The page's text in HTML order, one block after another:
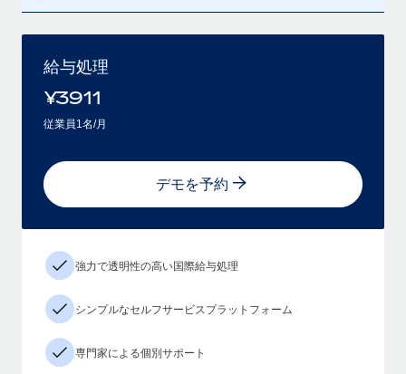
給与処理
¥3911
従業員1名/月
デモを予約
強力で透明性の高い国際給与処理
シンプルなセルフサービスプラットフォーム
専門家による個別サポート